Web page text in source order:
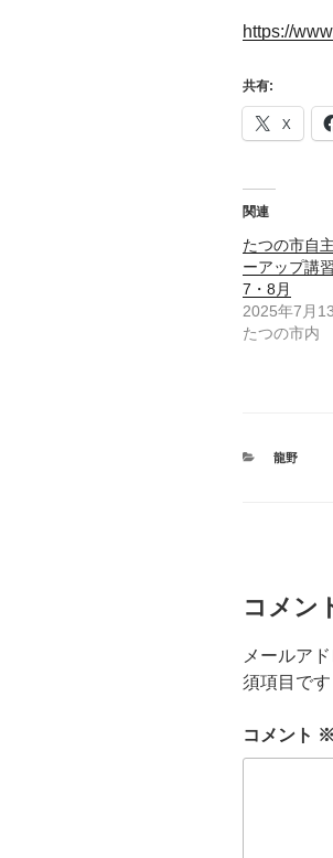
https://
共有:
X
関連
たつの市自
ーアップ講
7・8月
2025年7月
たつの市内
カ
龍野
コメン
メールア
須項目です
コメント ※